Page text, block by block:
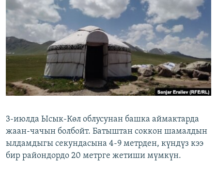
БИЗ ЖАНА ДҮЙНӨ
ДАНИСТЕ
ЭЖЕ-СИҢДИЛЕР
АЗАТТЫК+
ЫҢГАЙСЫЗ СУРООЛОР
Русский
ОНЛАЙН ШЕРИНЕ
3-июлда Ысык-Көл облусунан башка аймактарда
жаан-чачын болбойт. Батыштан соккон шамалдын
ылдамдыгы секундасына 4-9 метрден, күндүз кээ
бир райондордо 20 метрге жетиши мүмкүн.